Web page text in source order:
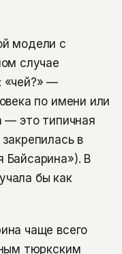
модели с
случае
«чей?» —
по имени или
— это типичная
в
Байсарина»). В
бы как
чаще всего
тюркским